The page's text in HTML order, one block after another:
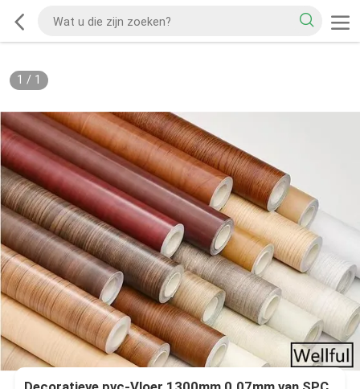
1 / 1